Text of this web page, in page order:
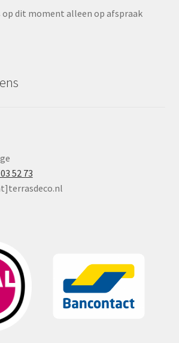
op dit moment alleen op afspraak
52 73